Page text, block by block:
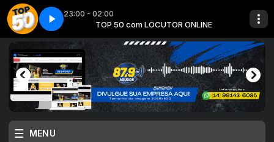
23:00 - 02:00
ONLINE TOP 50 com LOCUTOR ONLINE
06 Top 50 - Parte 06
MENU